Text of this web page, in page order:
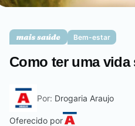
Bem-estar
Como ter uma vida
Por: Drogaria Araujo
Oferecido por